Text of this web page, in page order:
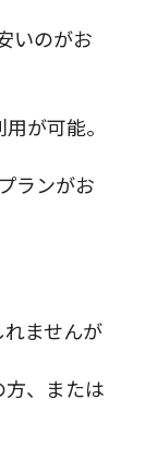
いのがお
が可能。
ランがお
ませんが
、または